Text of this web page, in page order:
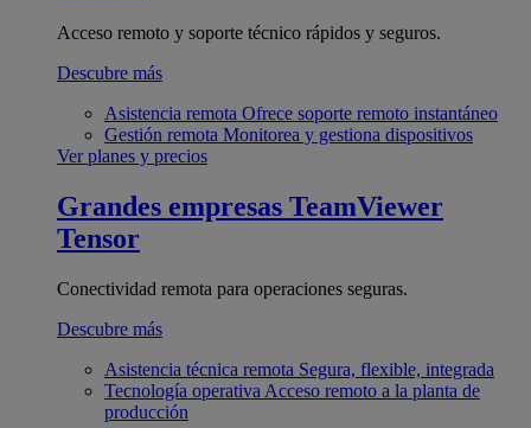
Acceso remoto y soporte técnico rápidos y seguros.
Descubre más
Asistencia remota Ofrece soporte remoto instantáneo
Gestión remota Monitorea y gestiona dispositivos
Ver planes y precios
Grandes empresas TeamViewer
Tensor
Conectividad remota para operaciones seguras.
Descubre más
Asistencia técnica remota Segura, flexible, integrada
Tecnología operativa Acceso remoto a la planta de
producción